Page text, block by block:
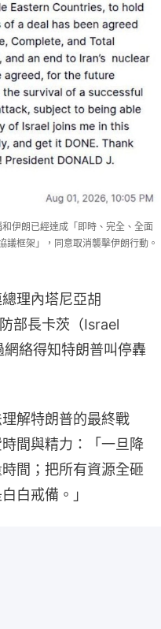
伊朗已經達成「即時、完全、全面
議框架」，同意取消襲擊伊朗行動。
理內塔尼亞胡
部長卡茨（Israel
絡得知特朗普叫停轟
解特朗普的最終戰
間與精力：「一旦降
間；把所有資源全砸
白戒備。」